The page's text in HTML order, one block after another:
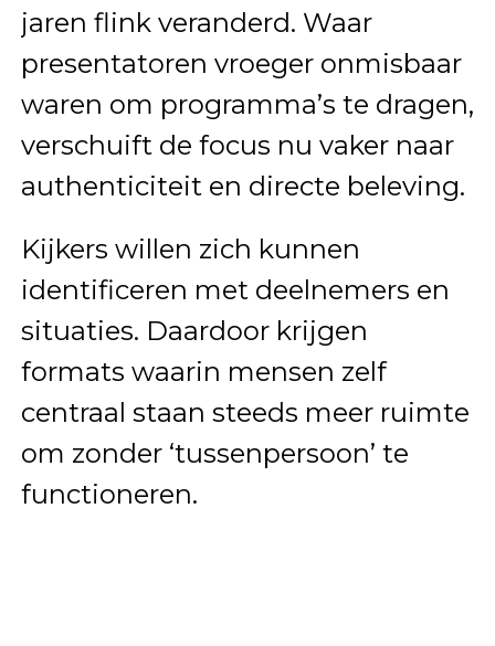
jaren flink veranderd. Waar
presentatoren vroeger onmisbaar
waren om programma’s te dragen,
verschuift de focus nu vaker naar
authenticiteit en directe beleving.
Kijkers willen zich kunnen
identificeren met deelnemers en
situaties. Daardoor krijgen
formats waarin mensen zelf
centraal staan steeds meer ruimte
om zonder ‘tussenpersoon’ te
functioneren.